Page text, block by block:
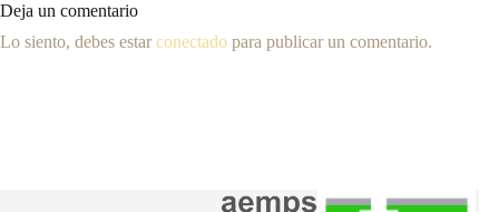
Deja un comentario
Lo siento, debes estarconectado para publicar un comentario.